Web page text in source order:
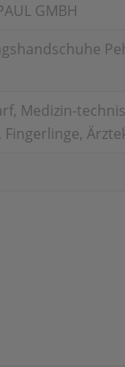
GMBH
Medizin-
Fingerlinge,